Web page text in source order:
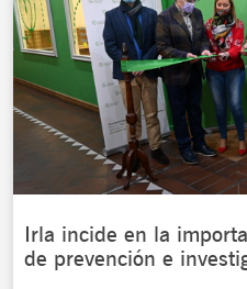
Irla incide en la
de prevención e